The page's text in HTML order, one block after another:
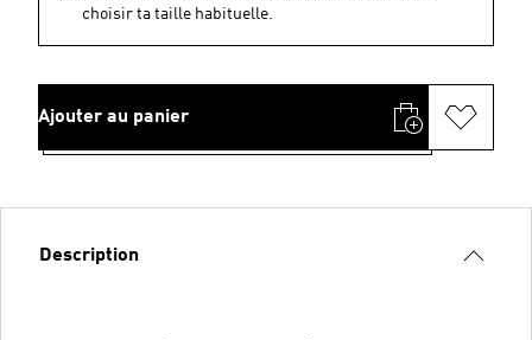
choisir ta taille habituelle.
Ajouter au panier
Description